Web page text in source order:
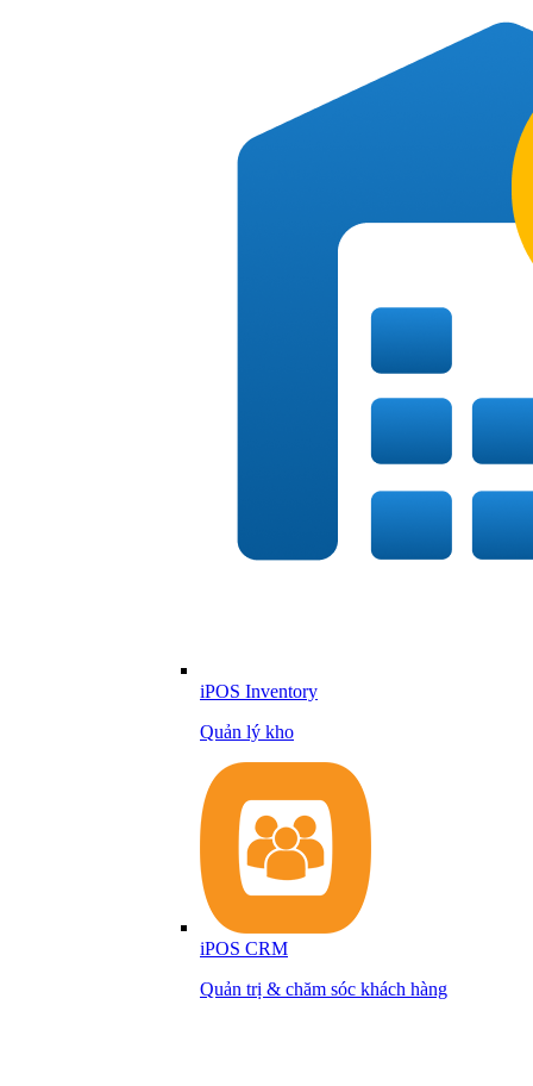
iPOS Inventory
Quản lý kho
iPOS CRM
Quản trị & chăm sóc khách hàng